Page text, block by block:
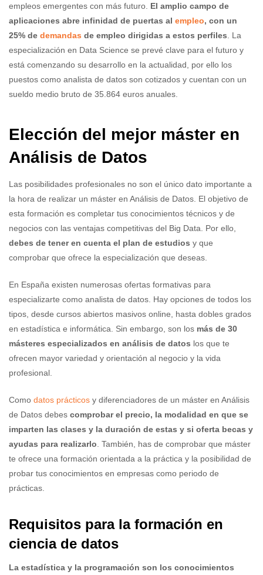
empleos emergentes con más futuro. El amplio campo de
aplicaciones abre infinidad de puertas al empleo, con un
25% de demandas de empleo dirigidas a estos perfiles . La
especialización en Data Science se prevé clave para el futuro y
está comenzando su desarrollo en la actualidad, por ello los
puestos como analista de datos son cotizados y cuentan con un
sueldo medio bruto de 35.864 euros anuales.
Elección del mejor máster en
Análisis de Datos
Las posibilidades profesionales no son el único dato importante a
la hora de realizar un máster en Análisis de Datos. El objetivo de
esta formación es completar tus conocimientos técnicos y de
negocios con las ventajas competitivas del Big Data. Por ello,
debes de tener en cuenta el plan de estudios y que
comprobar que ofrece la especialización que deseas.
En España existen numerosas ofertas formativas para
especializarte como analista de datos. Hay opciones de todos los
tipos, desde cursos abiertos masivos online, hasta dobles grados
en estadística e informática. Sin embargo, son los más de 30
másteres especializados en análisis de datos los que te
ofrecen mayor variedad y orientación al negocio y la vida
profesional.
Como datos prácticos y diferenciadores de un máster en Análisis
de Datos debes comprobar el precio, la modalidad en que se
imparten las clases y la duración de estas y si oferta becas y
ayudas para realizarlo. También, has de comprobar que máster
te ofrece una formación orientada a la práctica y la posibilidad de
probar tus conocimientos en empresas como periodo de
prácticas.
Requisitos para la formación en
ciencia de datos
La estadística y la programación son los conocimientos